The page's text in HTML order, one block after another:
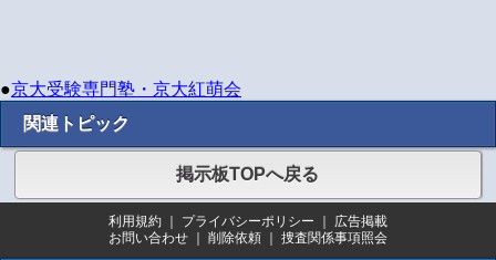
●京大受験専門塾・京大紅萌会
関連トピック
掲示板TOPへ戻る
利用規約 プライバシーポリシー
広告掲載
お問い合わせ
削除依頼 捜査関係事項照会